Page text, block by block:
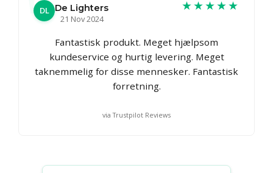
DL De Lighters
21 Nov 2024
★★★★★
Fantastisk produkt. Meget hjælpsom
kundeservice og hurtig levering. Meget
taknemmelig for disse mennesker. Fantastisk
forretning.
via Trustpilot Reviews